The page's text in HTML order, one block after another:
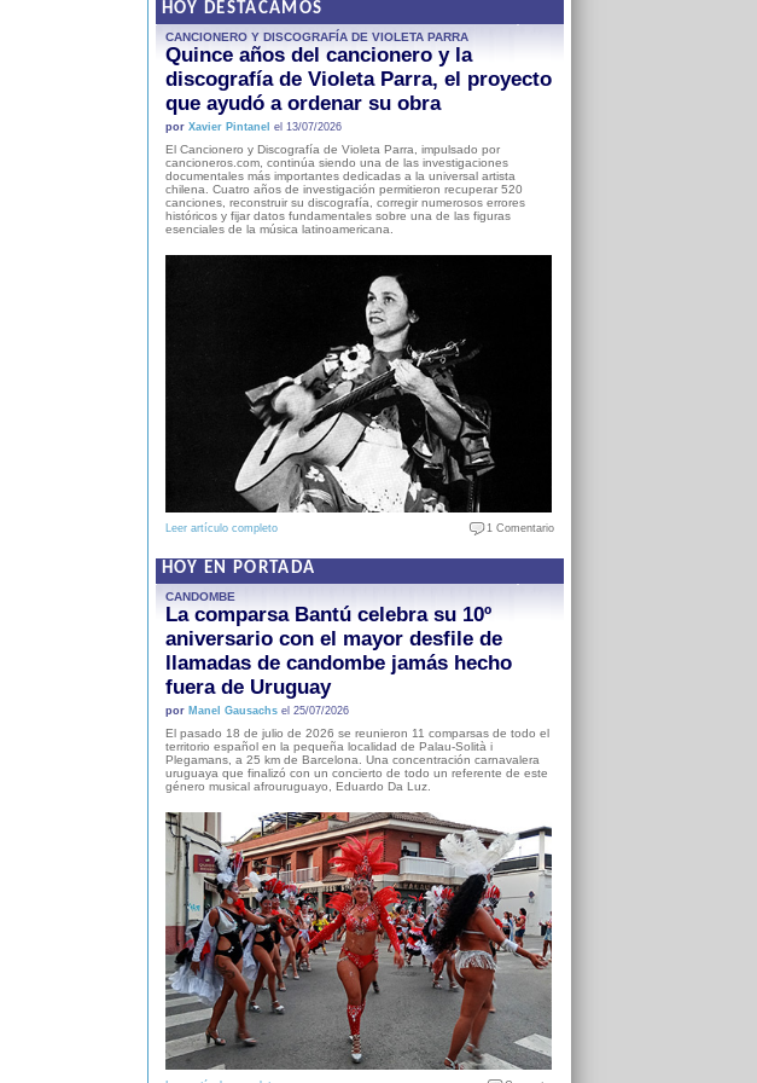
HOY DESTACAMOS
CANCIONERO Y DISCOGRAFÍA DE VIOLETA PARRA
Quince años del cancionero y la
discografía de Violeta Parra, el proyecto
que ayudó a ordenar su obra
por Xavier Pintanel el 13/07/2026
El Cancionero y Discografía de Violeta Parra, impulsado por
cancioneros.com, continúa siendo una de las investigaciones
documentales más importantes dedicadas a la universal artista
chilena. Cuatro años de investigación permitieron recuperar 520
canciones, reconstruir su discografía, corregir numerosos errores
históricos y fijar datos fundamentales sobre una de las figuras
esenciales de la música latinoamericana.
Leer artículo completo 1 Comentario
HOY EN PORTADA
CANDOMBE
La comparsa Bantú celebra su 10º
aniversario con el mayor desfile de
llamadas de candombe jamás hecho
fuera de Uruguay
por Manel Gausachsel 25/07/2026
El pasado 18 de julio de 2026 se reunieron 11 comparsas de todo el
territorio español en la pequeña localidad de Palau-Solità i
Plegamans, a 25 km de Barcelona. Una concentración carnavalera
uruguaya que finalizó con un concierto de todo un referente de este
género musical afrouruguayo, Eduardo Da Luz.